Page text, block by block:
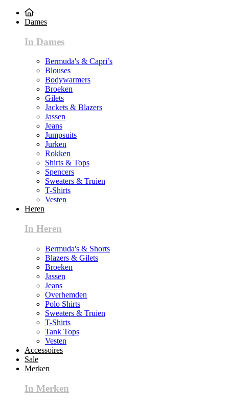
Dames
In Dames
Bermuda's & Capri’s
Blouses
Bodywarmers
Broeken
Gilets
Jackets & Blazers
Jassen
Jeans
Jumpsuits
Jurken
Rokken
Shirts & Tops
Spencers
Sweaters & Truien
T-Shirts
Vesten
Heren
In Heren
Bermuda's & Shorts
Blazers & Gilets
Broeken
Jassen
Jeans
Overhemden
Polo Shirts
Sweaters & Truien
T-Shirts
Tank Tops
Vesten
Accessoires
Sale
Merken
In Merken